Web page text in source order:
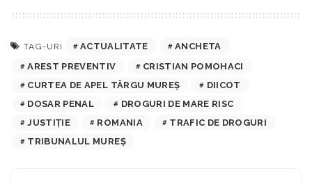
TAG-URI ACTUALITATE
ANCHETA
AREST PREVENTIV
CRISTIAN POMOHACI
CURTEA DE APEL TÂRGU MUREȘ
DIICOT
DOSAR PENAL
DROGURI DE MARE RISC
JUSTIȚIE
ROMANIA
TRAFIC DE DROGURI
TRIBUNALUL MUREȘ